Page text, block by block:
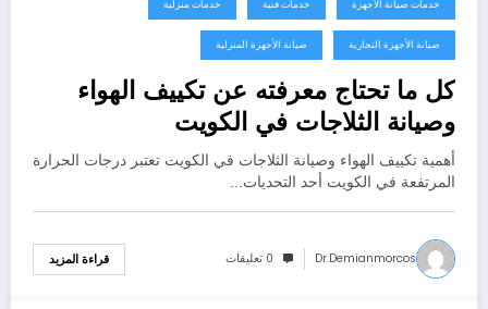
خدمات صيانة الأجهزة خدمات فنية خدمات منزلية
صيانة الأجهزة التجارية صيانة الأجهزة المنزلية
كل ما تحتاج معرفته عن تكييف الهواء
وصيانة الثلاجات في الكويت
أهمية تكييف الهواء وصيانة الثلاجات في الكويت تعتبر درجات الحرارة
المرتفعة في الكويت أحد التحديات…
Dr.demianmorcos 0 تعليقات قراءة المزيد